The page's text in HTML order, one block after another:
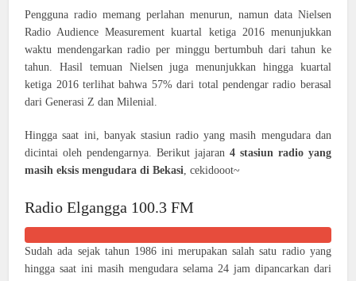
Pengguna radio memang perlahan menurun, namun data Nielsen
Radio Audience Measurement kuartal ketiga 2016 menunjukkan
waktu mendengarkan radio per minggu bertumbuh dari tahun ke
tahun. Hasil temuan Nielsen juga menunjukkan hingga kuartal
ketiga 2016 terlihat bahwa 57% dari total pendengar radio berasal
dari Generasi Z dan Milenial.
Hingga saat ini, banyak stasiun radio yang masih mengudara dan
dicintai oleh pendengarnya. Berikut jajaran 4 stasiun radio yang
masih eksis mengudara di Bekasi, cekidooot~
Radio Elgangga 100.3 FM
Sudah ada sejak tahun 1986 ini merupakan salah satu radio yang
hingga saat ini masih mengudara selama 24 jam dipancarkan dari